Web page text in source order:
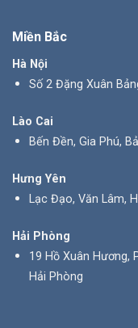
Miền Bắc
Hà Nội
Số 2 Đặng Xuân
Lào Cai
Bến Đền, Gia Phú,
Hưng Yên
Lạc Đạo, Văn Lâm,
Hải Phòng
19 Hồ Xuân Hương,
Hải Phòng